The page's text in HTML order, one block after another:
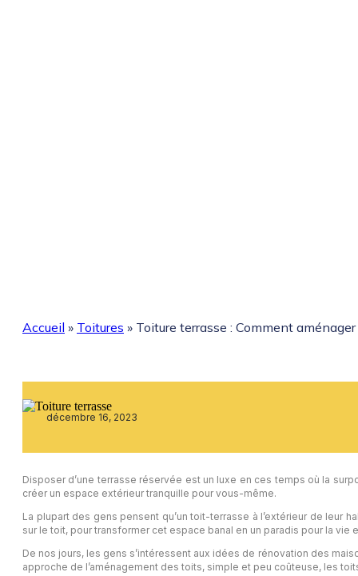
Accueil » Toitures » Toiture terrasse : Comment
décembre 16, 2023
Disposer d’une terrasse réservée est un luxe en ces temps où la
créer un espace extérieur tranquille pour vous-même.
La plupart des gens pensent qu’un toit-terrasse à l’extérieur de leur
sur le toit, pour transformer cet espace banal en un paradis pour la vie
De nos jours, les gens s’intéressent aux idées de rénovation des
approche de l’aménagement des toits, simple et peu coûteuse, les